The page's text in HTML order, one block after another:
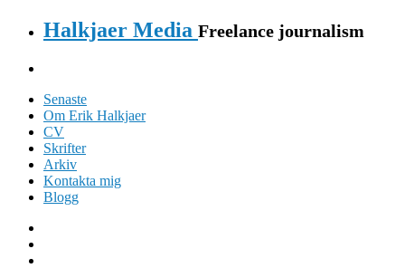
Halkjaer Media Freelance journalism
Senaste
Om Erik Halkjaer
CV
Skrifter
Arkiv
Kontakta mig
Blogg